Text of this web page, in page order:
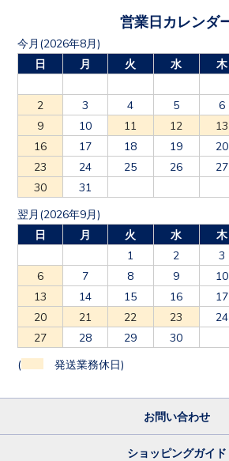
営業日カレンダー
今月(2026年8月)
日
月 火 水 木
2
3 4 5 6
9
10 11 12 13
16
17 18 19 20
23
24 25 26 27
30
31
翌月(2026年9月)
日
月 火 水 木
1
2 3
6
7 8 9 10
13
14 15 16 17
20
21 22 23 24
27
28 29 30
発送業務休日)
お問い合わせ
ショッピングガイド